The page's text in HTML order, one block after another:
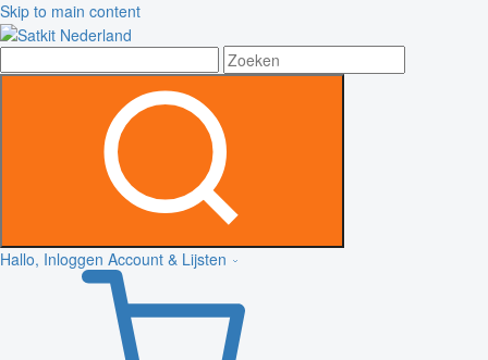
Skip to main content
Hallo, Inloggen Account & Lijsten